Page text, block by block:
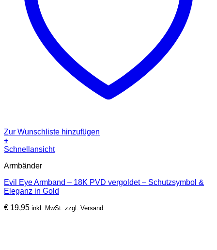
Zur Wunschliste hinzufügen
+
Schnellansicht
Armbänder
Evil Eye Armband – 18K PVD vergoldet – Schutzsymbol &
Eleganz in Gold
€ 19,95 inkl. MwSt. zzgl. Versand